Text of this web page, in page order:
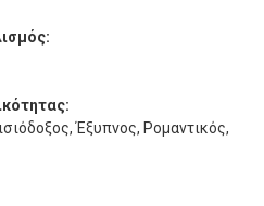
Έξυπνος, Ρομαντικός,